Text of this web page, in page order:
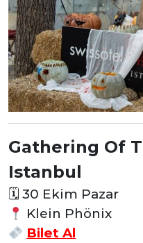
Gathering Of
Istanbul
🗓 30 Ekim Pazar
Klein Phönix
Bilet Al